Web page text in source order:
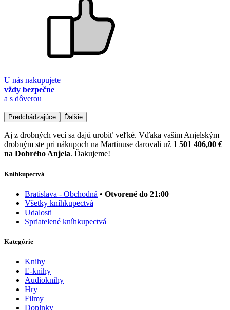
U nás nakupujete
vždy bezpečne
a s dôverou
Predchádzajúce Ďalšie
Aj z drobných vecí sa dajú urobiť veľké. Vďaka vašim Anjelským
drobným ste pri nákupoch na Martinuse darovali už 1 501 406,00 €
na Dobrého Anjela. Ďakujeme!
Kníhkupectvá
Bratislava - Obchodná • Otvorené do 21:00
Všetky kníhkupectvá
Udalosti
Spriatelené kníhkupectvá
Kategórie
Knihy
E-knihy
Audioknihy
Hry
Filmy
Doplnky